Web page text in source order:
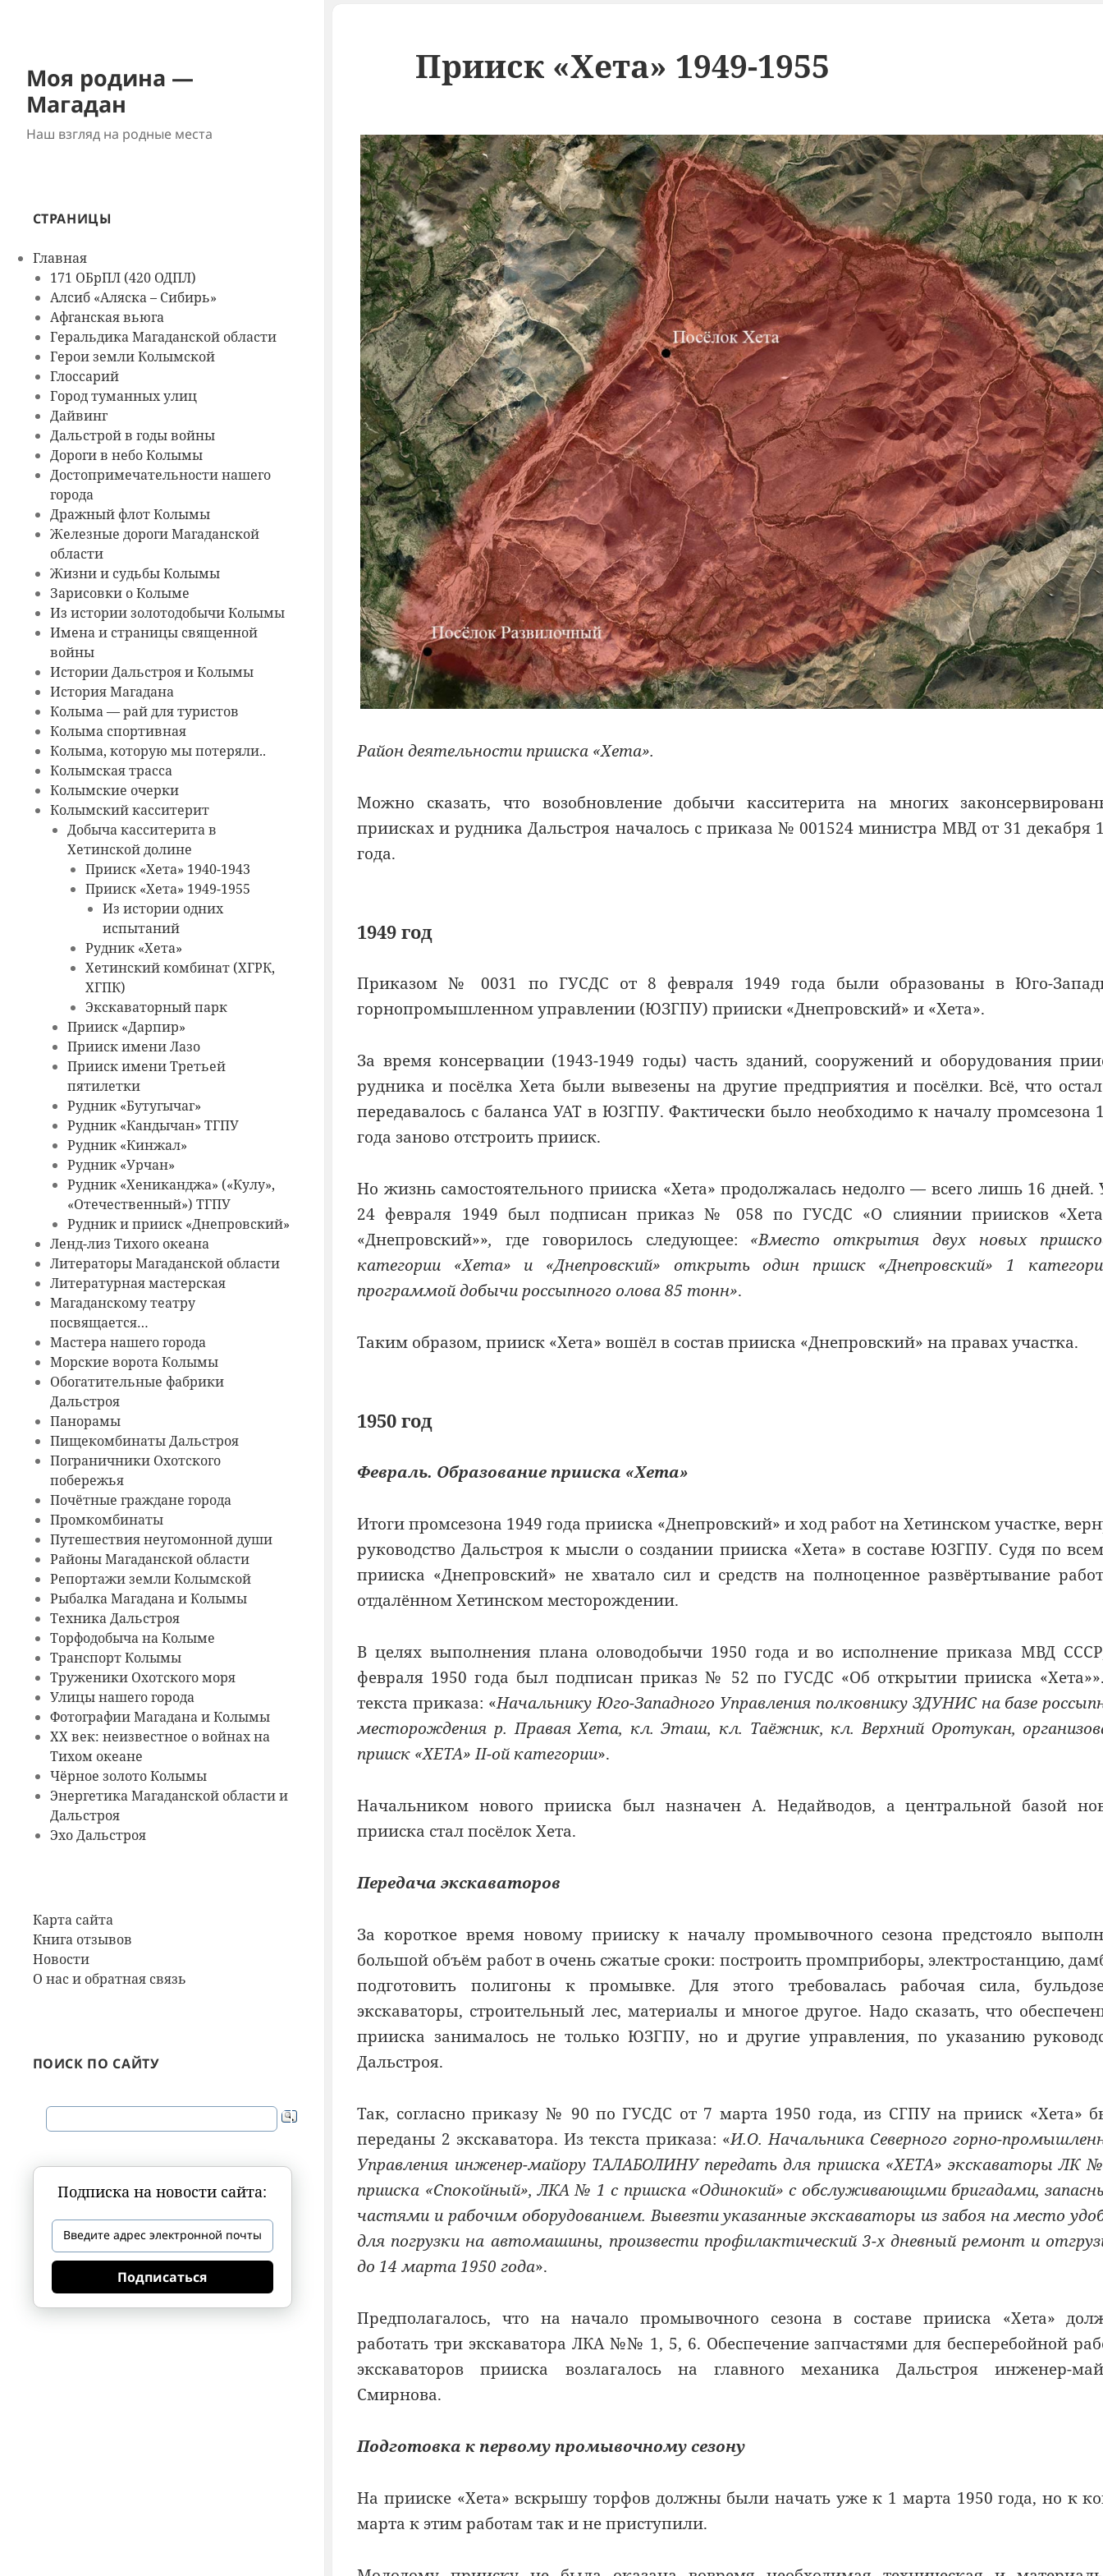
Моя родина —
Магадан
Наш взгляд на родные места
СТРАНИЦЫ
Главная
171 ОБрПЛ (420 ОДПЛ)
Алсиб «Аляска – Сибирь»
Афганская вьюга
Геральдика Магаданской области
Герои земли Колымской
Глоссарий
Город туманных улиц
Дайвинг
Дальстрой в годы войны
Дороги в небо Колымы
Достопримечательности нашего
города
Дражный флот Колымы
Железные дороги Магаданской
области
Жизни и судьбы Колымы
Зарисовки о Колыме
Из истории золотодобычи Колымы
Имена и страницы священной
войны
Истории Дальстроя и Колымы
История Магадана
Колыма — рай для туристов
Колыма спортивная
Колыма, которую мы потеряли..
Колымская трасса
Колымские очерки
Колымский касситерит
Добыча касситерита в
Хетинской долине
Прииск «Хета» 1940-1943
Прииск «Хета» 1949-1955
Из истории одних
испытаний
Рудник «Хета»
Хетинский комбинат (ХГРК,
ХГПК)
Экскаваторный парк
Прииск «Дарпир»
Прииск имени Лазо
Прииск имени Третьей
пятилетки
Рудник «Бутугычаг»
Рудник «Кандычан» ТГПУ
Рудник «Кинжал»
Рудник «Урчан»
Рудник «Хениканджа» («Кулу»,
«Отечественный») ТГПУ
Рудник и прииск «Днепровский»
Ленд-лиз Тихого океана
Литераторы Магаданской области
Литературная мастерская
Магаданскому театру
посвящается…
Мастера нашего города
Морские ворота Колымы
Обогатительные фабрики
Дальстроя
Панорамы
Пищекомбинаты Дальстроя
Пограничники Охотского
побережья
Почётные граждане города
Промкомбинаты
Путешествия неугомонной души
Районы Магаданской области
Репортажи земли Колымской
Рыбалка Магадана и Колымы
Техника Дальстроя
Торфодобыча на Колыме
Транспорт Колымы
Труженики Охотского моря
Улицы нашего города
Фотографии Магадана и Колымы
ХХ век: неизвестное о войнах на
Тихом океане
Чёрное золото Колымы
Энергетика Магаданской области и
Дальстроя
Эхо Дальстроя
Карта сайта
Книга отзывов
Новости
О нас и обратная связь
ПОИСК ПО САЙТУ
Подписка на новости сайта:
Подписаться
Прииск «Хета» 1949-1955
Район деятельности прииска «Хета».
Можно сказать, что возобновление добычи касситерита на многих
приисках и рудника Дальстроя началось с приказа № 001524 министра МВД от 31 декабря
года.
1949 год
Приказом № 0031 по ГУСДС от 8 февраля 1949 года были образованы в Юго-
горнопромышленном управлении (ЮЗГПУ) прииски «Днепровский» и «Хета».
За время консервации (1943-1949 годы) часть зданий, сооружений и оборудования
рудника и посёлка Хета были вывезены на другие предприятия и посёлки. Всё, что
передавалось с баланса УАТ в ЮЗГПУ. Фактически было необходимо к началу промсезона
года заново отстроить прииск.
Но жизнь самостоятельного прииска «Хета» продолжалась недолго — всего лишь 16 дней.
24 февраля 1949 был подписан приказ № 058 по ГУСДС «О слиянии приисков
«Днепровский»»,где говорилось следующее: «Вместо открытия двух новых
категории «Хета» и «Днепровский» открыть один прииск «Днепровский» 1
программой добычи россыпного олова 85 тонн».
Таким образом, прииск «Хета» вошёл в состав прииска «Днепровский» на правах участка.
1950 год
Февраль. Образование прииска «Хета»
Итоги промсезона 1949 года прииска «Днепровский» и ход работ на Хетинском участке,
руководство Дальстроя к мысли о создании прииска «Хета» в составе ЮЗГПУ. Судя по
прииска «Днепровский» не хватало сил и средств на полноценное развёртывание
отдалённом Хетинском месторождении.
В целях выполнения плана оловодобычи 1950 года и во исполнение приказа МВД
февраля 1950 года был подписан приказ № 52 по ГУСДС «Об открытии прииска
текста приказа: «Начальнику Юго-Западного Управления полковнику ЗДУНИС на базе
месторождения р. Правая Хета, кл. Эташ, кл. Таёжник, кл. Верхний Оротукан,
прииск «ХЕТА» II-ой категории».
Начальником нового прииска был назначен А. Недайводов, а центральной базой
прииска стал посёлок Хета.
Передача экскаваторов
За короткое время новому прииску к началу промывочного сезона предстояло
большой объём работ в очень сжатые сроки: построить промприборы, электростанцию,
подготовить полигоны к промывке. Для этого требовалась рабочая сила,
экскаваторы, строительный лес, материалы и многое другое. Надо сказать, что
прииска занималось не только ЮЗГПУ, но и другие управления, по указанию
Дальстроя.
Так, согласно приказу № 90 по ГУСДС от 7 марта 1950 года, из СГПУ на прииск «Хета»
переданы 2 экскаватора. Из текста приказа: «И.О. Начальника Северного горно-
Управления инженер-майору ТАЛАБОЛИНУ передать для прииска «ХЕТА» экскаваторы ЛК
прииска «Спокойный», ЛКА № 1 с прииска «Одинокий» с обслуживающими бригадами,
частями и рабочим оборудованием. Вывезти указанные экскаваторы из забоя на место
для погрузки на автомашины, произвести профилактический 3-х дневный ремонт и
до 14 марта 1950 года».
Предполагалось, что на начало промывочного сезона в составе прииска «Хета»
работать три экскаватора ЛКА №№ 1, 5, 6. Обеспечение запчастями для бесперебойной
экскаваторов прииска возлагалось на главного механика Дальстроя инженер-
Смирнова.
Подготовка к первому промывочному сезону
На прииске «Хета» вскрышу торфов должны были начать уже к 1 марта 1950 года, но к
марта к этим работам так и не приступили.